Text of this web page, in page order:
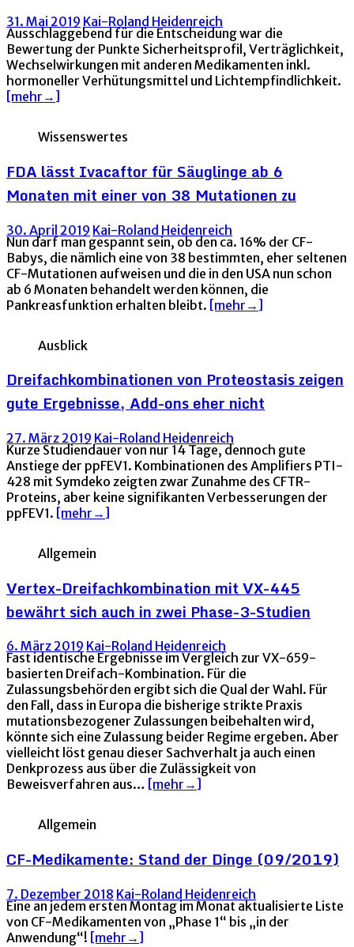
31. Mai 2019 Kai-Roland Heidenreich
Ausschlaggebend für die Entscheidung war die
Bewertung der Punkte Sicherheitsprofil, Verträglichkeit,
Wechselwirkungen mit anderen Medikamenten inkl.
hormoneller Verhütungsmittel und Lichtempfindlichkeit.
[mehr→]
Wissenswertes
FDA lässt Ivacaftor für Säuglinge ab 6
Monaten mit einer von 38 Mutationen zu
30. April 2019 Kai-Roland Heidenreich
Nun darf man gespannt sein, ob den ca. 16% der CF-
Babys, die nämlich eine von 38 bestimmten, eher seltenen
CF-Mutationen aufweisen und die in den USA nun schon
ab 6 Monaten behandelt werden können, die
Pankreasfunktion erhalten bleibt. [mehr→]
Ausblick
Dreifachkombinationen von Proteostasis zeigen
gute Ergebnisse, Add-ons eher nicht
27. März 2019 Kai-Roland Heidenreich
Kurze Studiendauer von nur 14 Tage, dennoch gute
Anstiege der ppFEV1. Kombinationen des Amplifiers PTI-
428 mit Symdeko zeigten zwar Zunahme des CFTR-
Proteins, aber keine signifikanten Verbesserungen der
ppFEV1. [mehr→]
Allgemein
Vertex-Dreifachkombination mit VX-445
bewährt sich auch in zwei Phase-3-Studien
6. März 2019 Kai-Roland Heidenreich
Fast identische Ergebnisse im Vergleich zur VX-659-
basierten Dreifach-Kombination. Für die
Zulassungsbehörden ergibt sich die Qual der Wahl. Für
den Fall, dass in Europa die bisherige strikte Praxis
mutationsbezogener Zulassungen beibehalten wird,
könnte sich eine Zulassung beider Regime ergeben. Aber
vielleicht löst genau dieser Sachverhalt ja auch einen
Denkprozess aus über die Zulässigkeit von
Beweisverfahren aus… [mehr→]
Allgemein
CF-Medikamente: Stand der Dinge (09/2019)
7. Dezember 2018 Kai-Roland Heidenreich
Eine an jedem ersten Montag im Monat aktualisierte Liste
von CF-Medikamenten von „Phase 1“ bis „in der
Anwendung“! [mehr→]